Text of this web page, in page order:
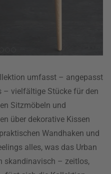
umfasst – angepasst
– vielfältige Stücke für den
Sitzmöbeln und
über dekorative Kissen
Wandhaken und
alles, was das Urban
skandinavisch – zeitlos,